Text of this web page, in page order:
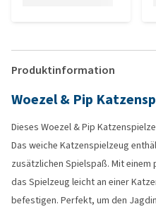
Produktinformation
Woezel & Pip
Dieses Woezel & Pip
Das weiche Katzenspielzeug
zusätzlichen Spielspaß. Mit
das Spielzeug leicht an einer
befestigen. Perfekt, um den